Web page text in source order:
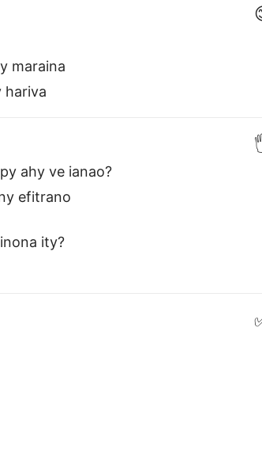
è il miglior